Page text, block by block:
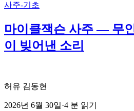
사주-기초
마이클잭슨 사주 — 무
이 빚어낸 소리
허유 김동현
2026년 6월 30일·4 분 읽기